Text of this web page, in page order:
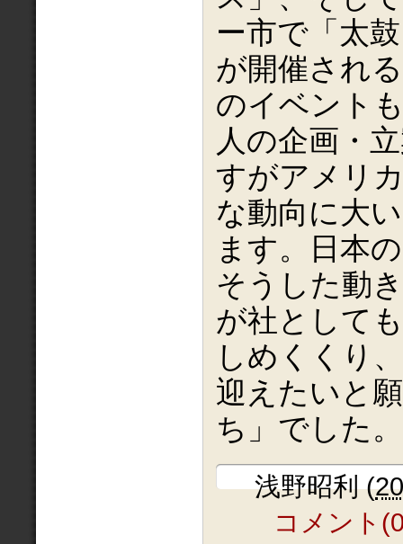
ー市で「太
が開催され
のイベント
人の企画・
すがアメリ
な動向に大
ます。日本
そうした動
が社として
しめくくり
迎えたいと
ち」でした。
浅野昭利(
コメント